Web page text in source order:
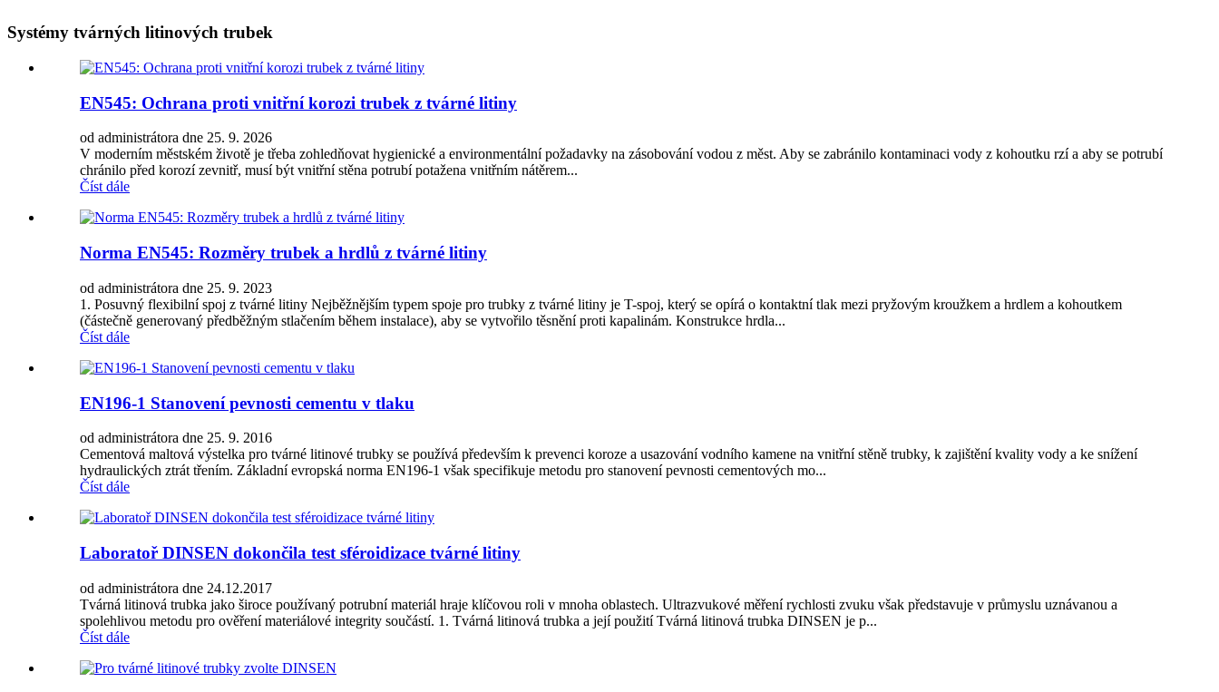
Systémy tvárných litinových trubek
EN545: Ochrana proti vnitřní korozi trubek z tvárné litiny
od administrátora dne 25. 9. 2026
V moderním městském životě je třeba zohledňovat hygienické a environmentální požadavky na zásobování vodou z měst. Aby se zabránilo kontaminaci vody z kohoutku rzí a aby se potrubí
chránilo před korozí zevnitř, musí být vnitřní stěna potrubí potažena vnitřním nátěrem...
Číst dále
Norma EN545: Rozměry trubek a hrdlů z tvárné litiny
od administrátora dne 25. 9. 2023
1. Posuvný flexibilní spoj z tvárné litiny Nejběžnějším typem spoje pro trubky z tvárné litiny je T-spoj, který se opírá o kontaktní tlak mezi pryžovým kroužkem a hrdlem a kohoutkem
(částečně generovaný předběžným stlačením během instalace), aby se vytvořilo těsnění proti kapalinám. Konstrukce hrdla...
Číst dále
EN196-1 Stanovení pevnosti cementu v tlaku
od administrátora dne 25. 9. 2016
Cementová maltová výstelka pro tvárné litinové trubky se používá především k prevenci koroze a usazování vodního kamene na vnitřní stěně trubky, k zajištění kvality vody a ke snížení
hydraulických ztrát třením. Základní evropská norma EN196-1 však specifikuje metodu pro stanovení pevnosti cementových mo...
Číst dále
Laboratoř DINSEN dokončila test sféroidizace tvárné litiny
od administrátora dne 24.12.2017
Tvárná litinová trubka jako široce používaný potrubní materiál hraje klíčovou roli v mnoha oblastech. Ultrazvukové měření rychlosti zvuku však představuje v průmyslu uznávanou a
spolehlivou metodu pro ověření materiálové integrity součástí. 1. Tvárná litinová trubka a její použití Tvárná litinová trubka DINSEN je p...
Číst dále